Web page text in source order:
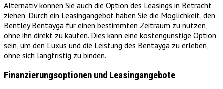
Alternativ können Sie auch die Option des Leasings in Betracht
ziehen. Durch ein Leasingangebot haben Sie die Möglichkeit, den
Bentley Bentayga für einen bestimmten Zeitraum zu nutzen,
ohne ihn direkt zu kaufen. Dies kann eine kostengünstige Option
sein, um den Luxus und die Leistung des Bentayga zu erleben,
ohne sich langfristig zu binden.
Finanzierungsoptionen und Leasingangebote